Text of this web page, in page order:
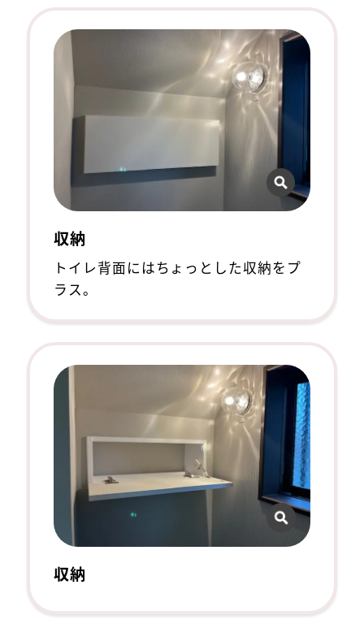
収納
トイレ背面にはちょっとした収納をプ
ラス。
収納